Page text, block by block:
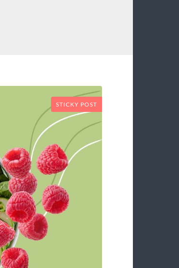
STICKY POST